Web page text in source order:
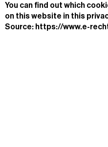
You can find out which
on this website in this
Source: https://www.e-